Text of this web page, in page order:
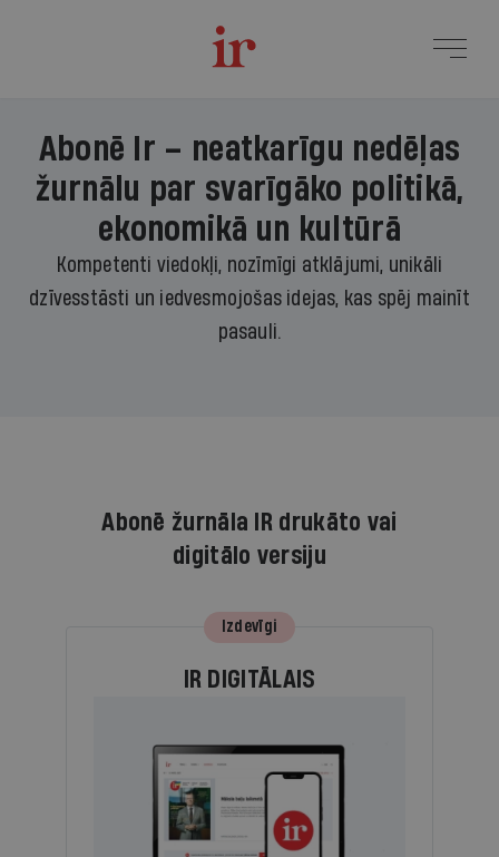
Abonē Ir – neatkarīgu nedēļas
žurnālu par svarīgāko politikā,
ekonomikā un kultūrā
Kompetenti viedokļi, nozīmīgi atklājumi, unikāli
dzīvesstāsti un iedvesmojošas idejas, kas spēj mainīt
pasauli.
Abonē žurnāla IR drukāto vai
digitālo versiju
Izdevīgi
IR DIGITĀLAIS